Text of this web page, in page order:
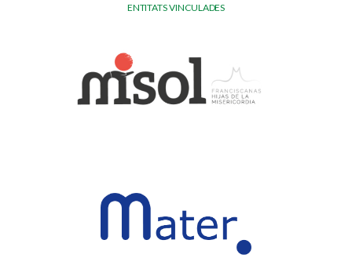
ENTITATS VINCULADES